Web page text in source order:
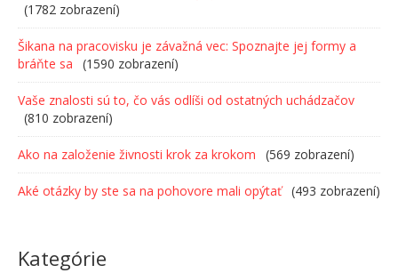
(1782 zobrazení)
Šikana na pracovisku je závažná vec: Spoznajte jej formy a
bráňte sa
(1590 zobrazení)
Vaše znalosti sú to, čo vás odlíši od ostatných uchádzačov
(810 zobrazení)
Ako na založenie živnosti krok za krokom (569 zobrazení)
Aké otázky by ste sa na pohovore mali opýtať (493 zobrazení)
Kategórie